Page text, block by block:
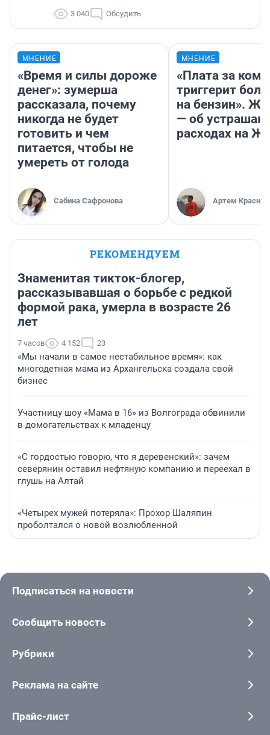
3 040 Обсудить
МНЕНИЕ
«Время и силы дороже
денег»: зумерша
рассказала, почему
никогда не будет
готовить и чем
питается, чтобы не
умереть от голода
Сабина Сафронова
МНЕНИЕ
«Плата за
триггерит
на бензин».
— об
расходах на
Артем Краснов
РЕКОМЕНДУЕМ
Знаменитая тикток-блогер,
рассказывавшая о борьбе с редкой
формой рака, умерла в возрасте 26
лет
7 часов 4 152 23
«Мы начали в самое нестабильное время»: как
многодетная мама из Архангельска создала свой
бизнес
Участницу шоу «Мама в 16» из Волгограда обвинили
в домогательствах к младенцу
«С гордостью говорю, что я деревенский»: зачем
северянин оставил нефтяную компанию и переехал в
глушь на Алтай
«Четырех мужей потеряла»: Прохор Шаляпин
проболтался о новой возлюбленной
Подписаться на новости
Сообщить новость
Рубрики
Реклама на сайте
Прайс-лист